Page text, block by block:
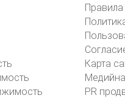
Правила
Карта
PR